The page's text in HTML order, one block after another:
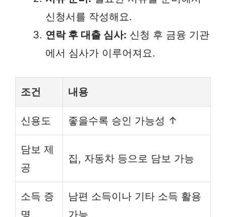
신청서를 작성해요.
연락 후 대출 심사: 신청 후 금융 기관
에서 심사가 이루어져요.
조건 내용
신용도 좋을수록 승인 가능성 ↑
담보 제
공
집, 자동차 등으로 담보 가능
소득 증
명
남편 소득이나 기타 소득 활용
가능